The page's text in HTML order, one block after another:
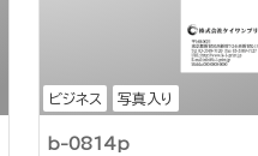
ビジネス 写真入り
b-0814p